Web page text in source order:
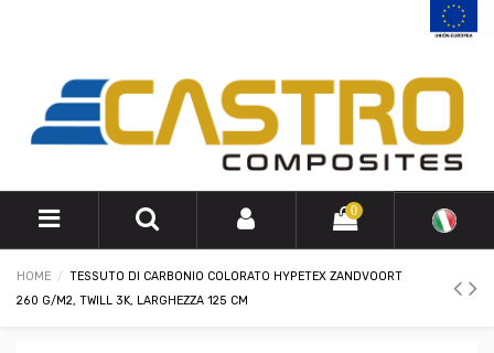
0
HOME
TESSUTO DI CARBONIO COLORATO HYPETEX ZANDVOORT
260 G/M2, TWILL 3K, LARGHEZZA 125 CM